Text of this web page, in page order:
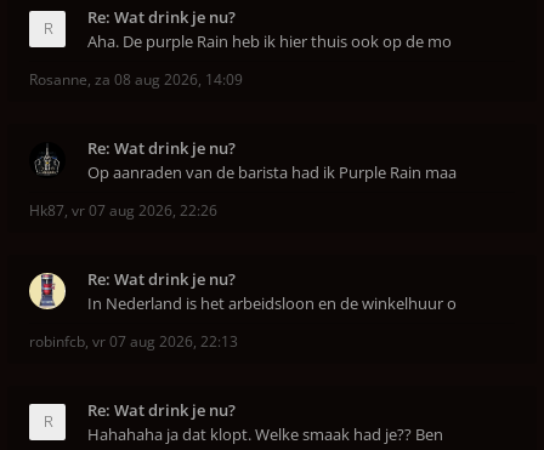
Re: Wat drink je nu?
Aha. De purple Rain heb ik hier thuis ook op de mo
Rosanne, za 08 aug 2026, 14:09
Re: Wat drink je nu?
Op aanraden van de barista had ik Purple Rain maa
Hk87, vr 07 aug 2026, 22:26
Re: Wat drink je nu?
In Nederland is het arbeidsloon en de winkelhuur o
robinfcb, vr 07 aug 2026, 22:13
Re: Wat drink je nu?
Hahahaha ja dat klopt. Welke smaak had je?? Ben